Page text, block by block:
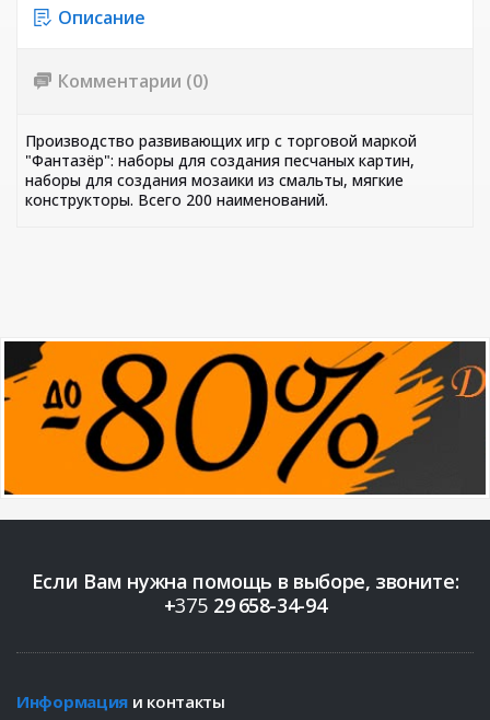
Описание
Комментарии (0)
Производство развивающих игр с торговой маркой
"Фантазёр": наборы для создания песчаных картин,
наборы для создания мозаики из смальты, мягкие
конструкторы. Всего 200 наименований.
Если Вам нужна помощь в выборе, звоните:
+375 29658-34-94
Информация и контакты